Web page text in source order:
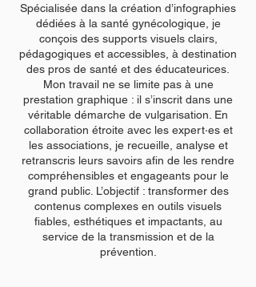
Spécialisée dans la création d’infographies
dédiées à la santé gynécologique, je
conçois des supports visuels clairs,
pédagogiques et accessibles, à destination
des pros de santé et des éducateurices.
Mon travail ne se limite pas à une
prestation graphique : il s’inscrit dans une
véritable démarche de vulgarisation. En
collaboration étroite avec les expert·es et
les associations, je recueille, analyse et
retranscris leurs savoirs afin de les rendre
compréhensibles et engageants pour le
grand public. L’objectif : transformer des
contenus complexes en outils visuels
fiables, esthétiques et impactants, au
service de la transmission et de la
prévention.